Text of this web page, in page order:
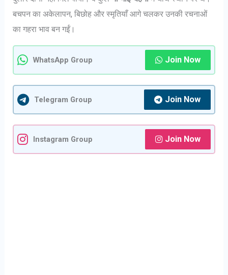
बचपन का अकेलापन, बिछोह और स्मृतियाँ आगे चलकर उनकी रचनाओं
का गहरा भाव बन गईं।
WhatsApp Group Join Now
Telegram Group Join Now
Instagram Group Join Now